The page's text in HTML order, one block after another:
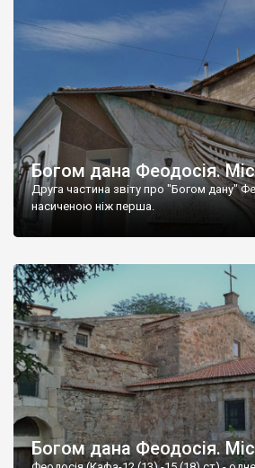
Богом дана Феодосія.
Друга частина звіту про "Богом дану"
насиченою ніж перша.
Богом дана Феодосія.